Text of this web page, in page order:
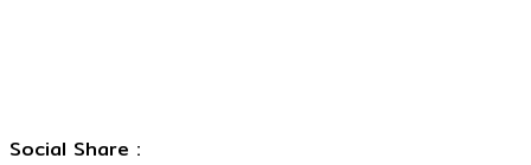
Social Share :